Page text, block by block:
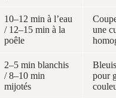
10–12 min à l’eau
/ 12–15 min à la
poêle
une
2–5 min blanchis
/ 8–10 min
mijotés
pour